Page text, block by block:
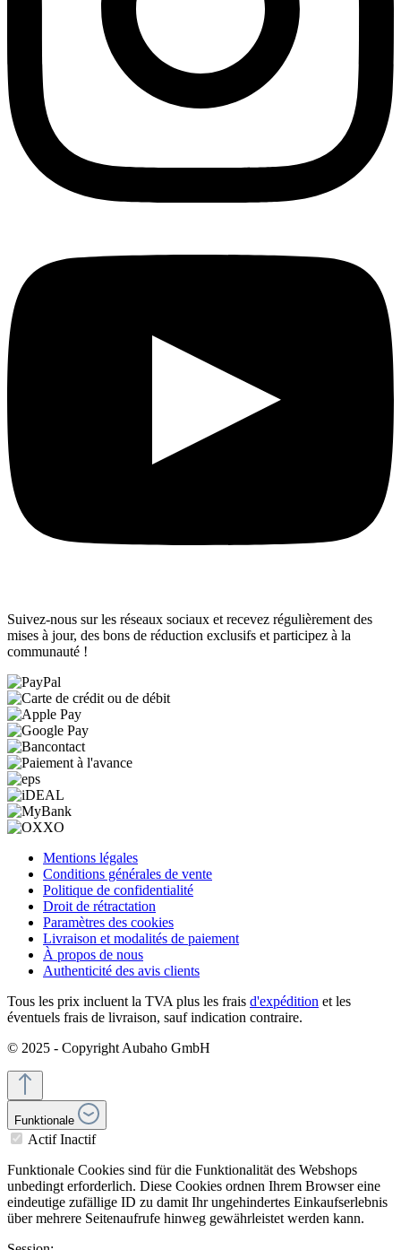
Suivez-nous sur les réseaux sociaux et recevez régulièrement des
mises à jour, des bons de réduction exclusifs et participez à la
communauté !
Mentions légales
Conditions générales de vente
Politique de confidentialité
Droit de rétractation
Paramètres des cookies
Livraison et modalités de paiement
À propos de nous
Authenticité des avis clients
Tous les prix incluent la TVA plus les frais d'expédition et les
éventuels frais de livraison, sauf indication contraire.
© 2025 - Copyright Aubaho GmbH
Funktionale
Actif Inactif
Funktionale Cookies sind für die Funktionalität des Webshops
unbedingt erforderlich. Diese Cookies ordnen Ihrem Browser eine
eindeutige zufällige ID zu damit Ihr ungehindertes Einkaufserlebnis
über mehrere Seitenaufrufe hinweg gewährleistet werden kann.